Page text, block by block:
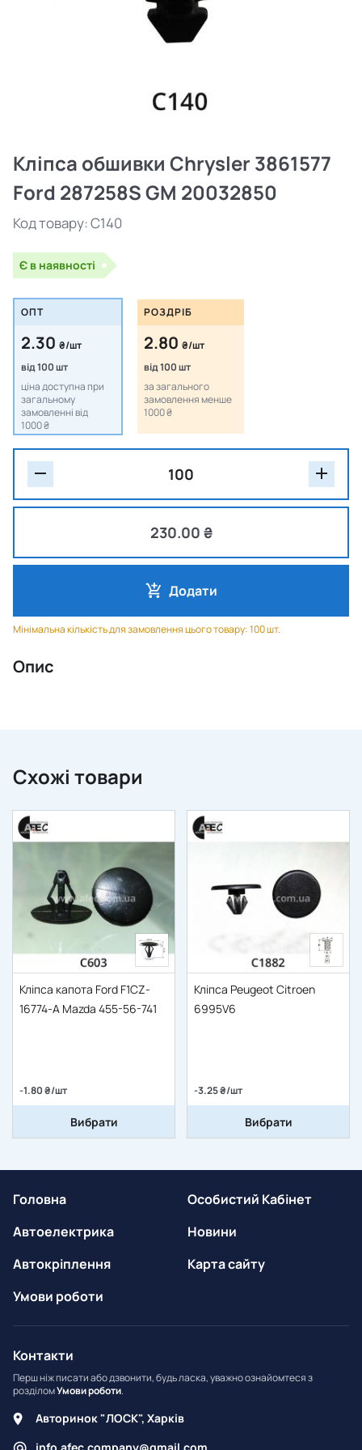
Кліпса обшивки Chrysler 3861577
Ford 287258S GM 20032850
Код товару:C140
Є в наявності
ОПТ
2.30 ₴/шт
від 100 шт
ціна доступна при
загальному
замовленні від
1000 ₴
РОЗДРІБ
2.80 ₴/шт
від 100 шт
за загального
замовлення менше
1000 ₴
230.00 ₴
Додати
Мінімальна кількість для замовлення цього товару: 100 шт.
Опис
Схожі товари
Кліпса капота Ford F1CZ-
16774-A Mazda 455-56-741
-1.80 ₴/шт
Вибрати
Кліпса Peugeot Citroen
6995V6
-3.25 ₴/шт
Вибрати
Головна
Автоелектрика
Автокріплення
Умови роботи
Особистий Кабінет
Новини
Карта сайту
Контакти
Перш ніж писати або дзвонити, будь ласка, уважно ознайомтеся з
розділомУмови роботи.
Авторинок "ЛОСК", Харків